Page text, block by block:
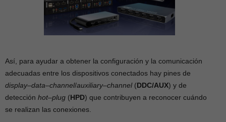
Así, para ayudar a obtener la configuración y la comunicación
adecuadas entre los dispositivos conectados hay pines de
display–data–channel/auxiliary–channel(DDC/AUX) y de
detección hot–plug (HPD) que contribuyen a reconocer cuándo
se realizan las conexiones.